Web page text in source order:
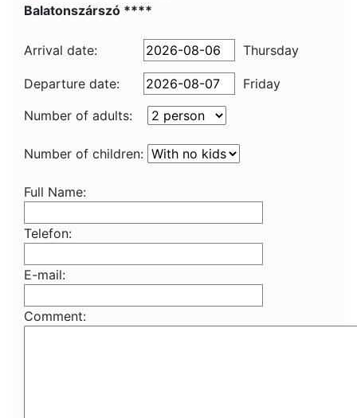
Balatonszárszó ****
Arrival date: Thursday
Departure date:
Friday
Number of adults:
Number of children:
Full Name:
Telefon:
E-mail:
Comment: